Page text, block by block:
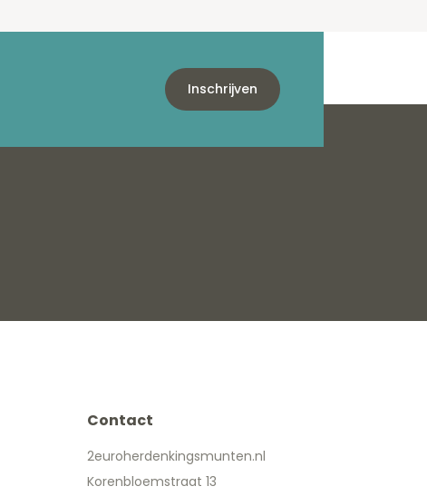
Inschrijven
Contact
2euroherdenkingsmunten.nl
Korenbloemstraat 13